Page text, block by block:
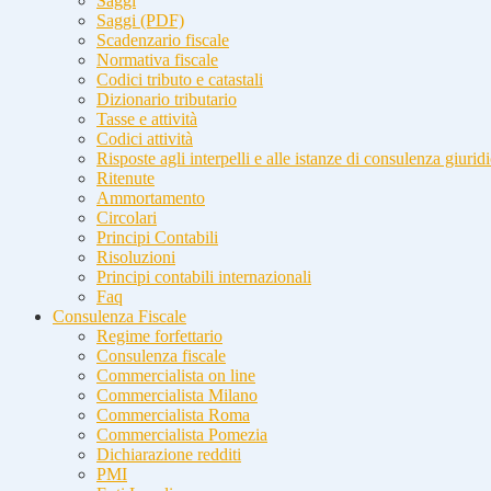
Saggi (PDF)
Scadenzario fiscale
Normativa fiscale
Codici tributo e catastali
Dizionario tributario
Tasse e attività
Codici attività
Risposte agli interpelli e alle istanze di consulenza
Ritenute
Ammortamento
Circolari
Principi Contabili
Risoluzioni
Principi contabili internazionali
Faq
Consulenza Fiscale
Regime forfettario
Consulenza fiscale
Commercialista on line
Commercialista Milano
Commercialista Roma
Commercialista Pomezia
Dichiarazione redditi
PMI